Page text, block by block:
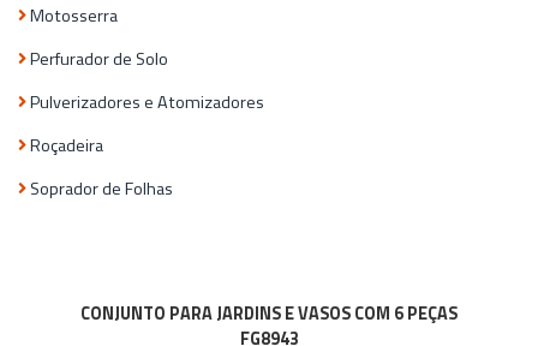
Motosserra
Perfurador de Solo
Pulverizadores e Atomizadores
Roçadeira
Soprador de Folhas
CONJUNTO PARA JARDINS E VASOS COM 6 PEÇAS
FG8943